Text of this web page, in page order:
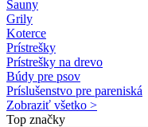
Sauny
Grily
Koterce
Prístrešky
Prístrešky na drevo
Búdy pre psov
Príslušenstvo pre pareniská
Zobraziť všetko >
Top značky